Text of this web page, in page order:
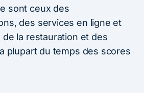
sont ceux des
des services en ligne et
la restauration et des
plupart du temps des scores